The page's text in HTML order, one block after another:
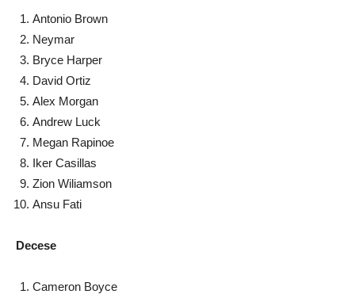
Antonio Brown
Neymar
Bryce Harper
David Ortiz
Alex Morgan
Andrew Luck
Megan Rapinoe
Iker Casillas
Zion Wiliamson
Ansu Fati
Decese
Cameron Boyce